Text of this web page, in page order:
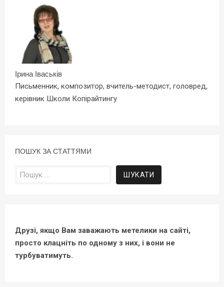
Ірина Іваськів
Письменник, композитор, вчитель-методист, головред,
керівник Школи Копірайтингу
ПОШУК ЗА СТАТТЯМИ
Пошук:
Друзі, якщо Вам заважають метелики на сайті,
просто клацніть по одному з них, і вони не
турбуватимуть.